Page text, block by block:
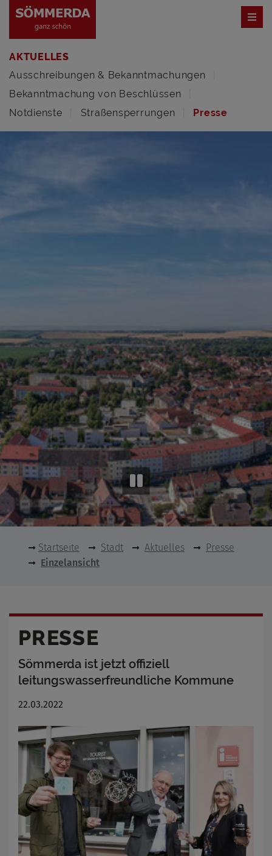
AKTUELLES
Ausschreibungen & Bekanntmachungen
Bekanntmachung von Beschlüssen
Notdienste
Straßensperrungen Presse
Startseite Stadt Aktuelles
Presse
Einzelansicht
PRESSE
Sömmerda ist jetzt offiziell
leitungswasserfreundliche Kommune
22.03.2022